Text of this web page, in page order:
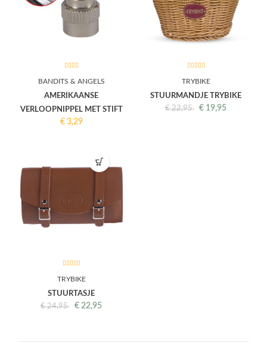
BANDITS & ANGELS
AMERIKAANSE
VERLOOPNIPPEL MET STIFT
€ 3,29
TRYBIKE
STUURMANDJE TRYBIKE
€22,95 € 19,95
TRYBIKE
STUURTASJE
€24,95 € 22,95